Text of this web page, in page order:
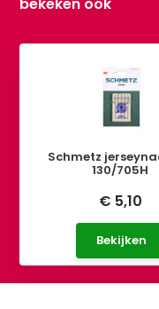
Schmetz
130/705H
€ 5,10
Bekijken